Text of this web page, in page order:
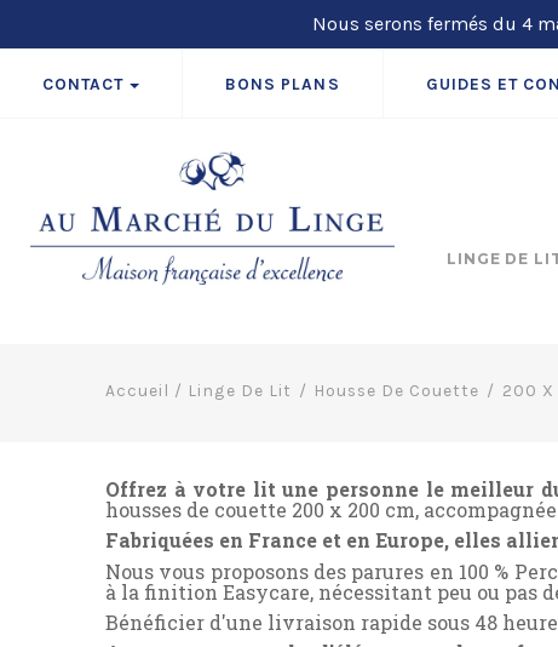
Nous serons fermés du 4
CONTACT BONS PLANS GUIDES ET
LINGE DE
Accueil / Linge De Lit Housse De Couette 200 X
Offrez à votre lit une personne le meilleur
housses de couette 200 x 200 cm,
Fabriquées en France et en Europe, elles
Nous vous proposons des parures en 100 %
à la finition Easycare, nécessitant peu ou pas
Bénéficier d'une livraison rapide sous 48